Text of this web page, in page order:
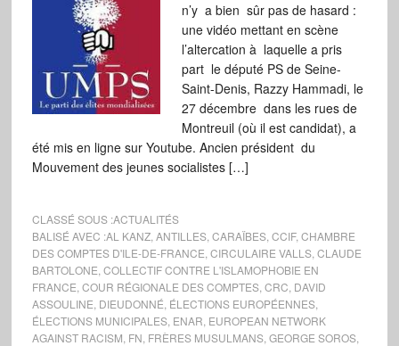
n’y a bien sûr pas de hasard :
une vidéo mettant en scène
l’altercation à laquelle a pris
part le député PS de Seine-
Saint-Denis, Razzy Hammadi, le
27 décembre dans les rues de
Montreuil (où il est candidat), a
été mis en ligne sur Youtube. Ancien président du
Mouvement des jeunes socialistes […]
CLASSÉ SOUS :ACTUALITÉS
BALISÉ AVEC :AL KANZ, ANTILLES, CARAÏBES, CCIF, CHAMBRE
DES COMPTES D'ILE-DE-FRANCE CIRCULAIRE VALLS, CLAUDE
BARTOLONE COLLECTIF CONTRE L'ISLAMOPHOBIE EN
FRANCE COUR RÉGIONALE DES COMPTES, CRC DAVID
ASSOULINE DIEUDONNÉ ÉLECTIONS EUROPÉENNES,
ÉLECTIONS MUNICIPALES, ENAR EUROPEAN NETWORK
AGAINST RACISM FN FRÈRES MUSULMANS, GEORGE SOROS,